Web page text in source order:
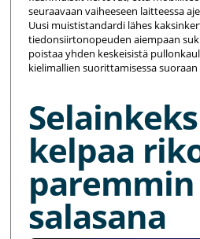
seuraavaan vaiheeseen laitteessa
Uusi muististandardi lähes
tiedonsiirtonopeuden aiempaan
poistaa yhden keskeisistä
kielimallien suorittamisessa
kelpaa
salasana